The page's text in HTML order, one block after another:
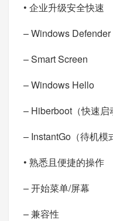
• 企业升级安全快速
– Windows Defender
– Smart Screen
– Windows Hello
– Hiberboot（快速启
– InstantGo（待机模
• 熟悉且便捷的操作
– 开始菜单/屏幕
– 兼容性